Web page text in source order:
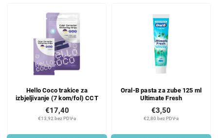
Hello Coco trakice za
izbjeljivanje (7 kom/fol) CCT
€13,92 bez PDV-a
€17,40
Oral-B pasta za zube 125 ml
Ultimate Fresh
€2,80 bez PDV-a
€3,50